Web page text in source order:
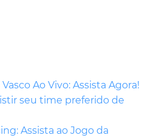
Ao Vivo: Assista Agora!
seu time preferido de
Assista ao Jogo da